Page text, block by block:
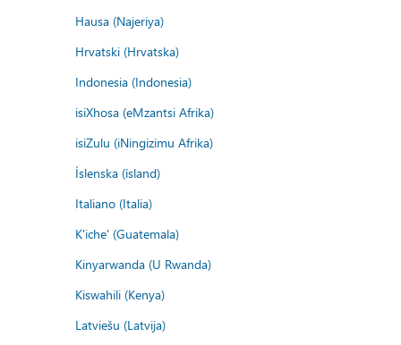
Hausa (Najeriya)
Hrvatski (Hrvatska)
Indonesia (Indonesia)
isiXhosa (eMzantsi Afrika)
isiZulu (iNingizimu Afrika)
Íslenska (ísland)
Italiano (Italia)
K'iche' (Guatemala)
Kinyarwanda (U Rwanda)
Kiswahili (Kenya)
Latviešu (Latvija)